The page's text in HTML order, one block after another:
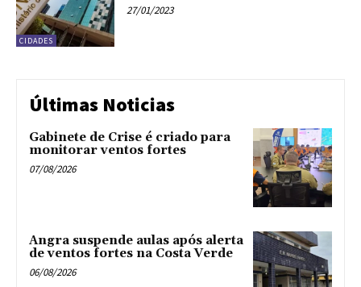
CIDADES
27/01/2023
Últimas Noticias
Gabinete de Crise é criado para
monitorar ventos fortes
07/08/2026
Angra suspende aulas após alerta
de ventos fortes na Costa Verde
06/08/2026